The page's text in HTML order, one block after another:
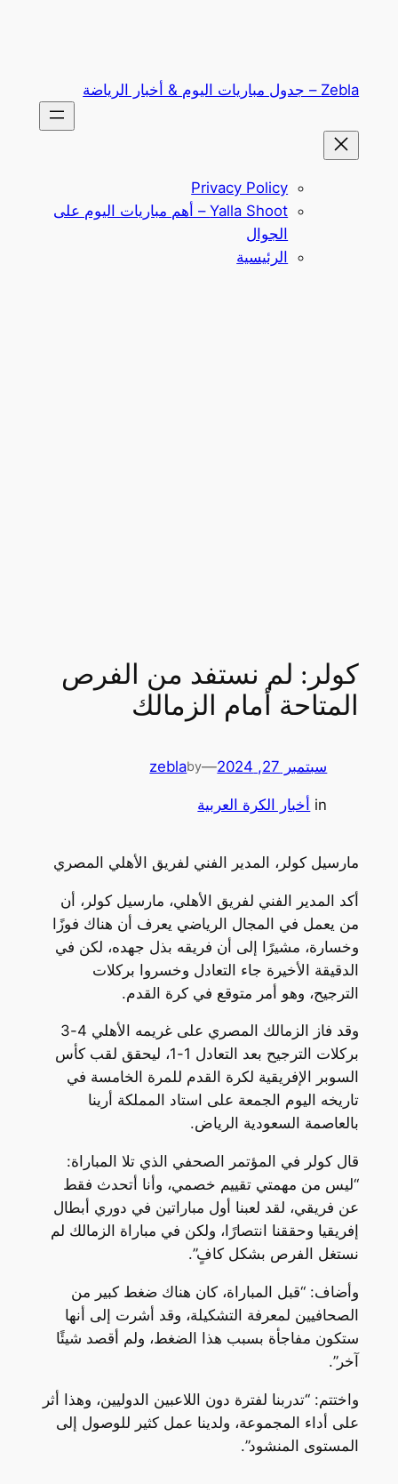
Zebla – جدول مباريات اليوم & أخبار الرياضة
Privacy Policy
Yalla Shoot – أهم مباريات اليوم على
الجوال
الرئيسية
كولر: لم نستفد من الفرص
المتاحة أمام الزمالك
سبتمبر 27, 2024 —
by
zebla
in أخبار الكرة العربية
مارسيل كولر، المدير الفني لفريق الأهلي المصري
أكد المدير الفني لفريق الأهلي، مارسيل كولر، أن
من يعمل في المجال الرياضي يعرف أن هناك فوزًا
وخسارة، مشيرًا إلى أن فريقه بذل جهده، لكن في
الدقيقة الأخيرة جاء التعادل وخسروا بركلات
الترجيح، وهو أمر متوقع في كرة القدم.
وقد فاز الزمالك المصري على غريمه الأهلي 4-3
بركلات الترجيح بعد التعادل 1-1، ليحقق لقب كأس
السوبر الإفريقية لكرة القدم للمرة الخامسة في
تاريخه اليوم الجمعة على استاد المملكة أرينا
بالعاصمة السعودية الرياض.
قال كولر في المؤتمر الصحفي الذي تلا المباراة:
“ليس من مهمتي تقييم خصمي، وأنا أتحدث فقط
عن فريقي، لقد لعبنا أول مباراتين في دوري أبطال
إفريقيا وحققنا انتصارًا، ولكن في مباراة الزمالك لم
نستغل الفرص بشكل كافٍ”.
وأضاف: “قبل المباراة، كان هناك ضغط كبير من
الصحافيين لمعرفة التشكيلة، وقد أشرت إلى أنها
ستكون مفاجأة بسبب هذا الضغط، ولم أقصد شيئًا
آخر”.
واختتم: “تدربنا لفترة دون اللاعبين الدوليين، وهذا أثر
على أداء المجموعة، ولدينا عمل كثير للوصول إلى
المستوى المنشود”.